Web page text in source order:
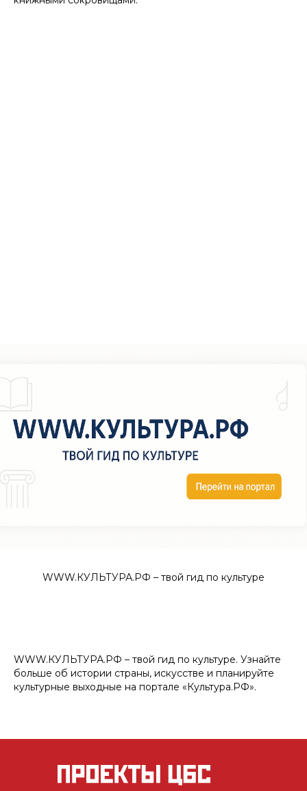
WWW.КУЛЬТУРА.РФ – твой гид по культуре
WWW.КУЛЬТУРА.РФ – твой гид по культуре. Узнайте
больше об истории страны, искусстве и планируйте
культурные выходные на портале «Культура.РФ».